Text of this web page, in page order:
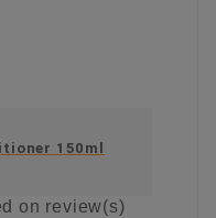
150ml
on review(s)